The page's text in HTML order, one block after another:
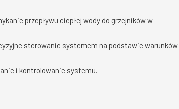
przepływu ciepłej wody do grzejników w
sterowanie systemem na podstawie warunków
i kontrolowanie systemu.